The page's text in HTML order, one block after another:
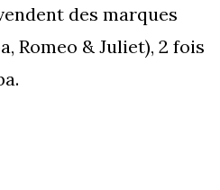
des marques
Romeo & Juliet), 2 fois